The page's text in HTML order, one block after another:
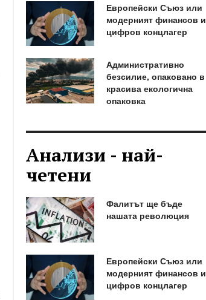
Европейски Съюз или
модерният финансов и
цифров концлагер
Административно
безсилие, опаковано в
красива екологична
опаковка
Анализи - най-
четени
Фалитът ще бъде
нашата революция
Европейски Съюз или
модерният финансов и
цифров концлагер